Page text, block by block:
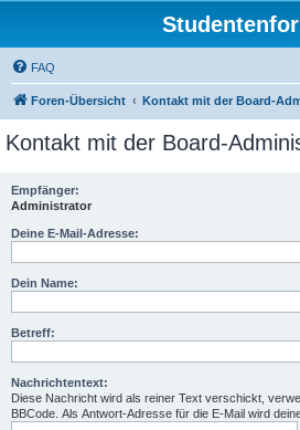
FAQ
Foren-Übersicht Kontakt mit der Board-
Kontakt mit der Board-
Empfänger:
Administrator
Deine E-Mail-Adresse:
Dein Name:
Betreff:
Nachrichtentext:
Diese Nachricht wird als reiner Text verschickt,
BBCode. Als Antwort-Adresse für die E-Mail wird